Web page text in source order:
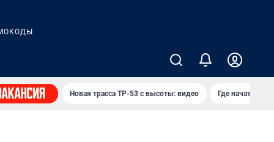
Новая трасса ТР-53 с высоты: видео Где начать